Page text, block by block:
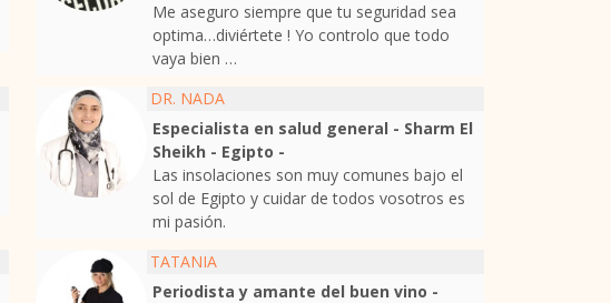
Me aseguro siempre que tu seguridad sea
optima…diviértete ! Yo controlo que todo
vaya bien …
DR. NADA
Especialista en salud general - Sharm El
Sheikh - Egipto -
Las insolaciones son muy comunes bajo el
sol de Egipto y cuidar de todos vosotros es
mi pasión.
TATANIA
Periodista y amante del buen vino -